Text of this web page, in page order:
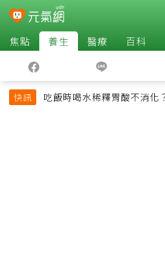
焦點 養生 醫療 百科
快訊
吃飯時喝水稀釋胃酸不消化